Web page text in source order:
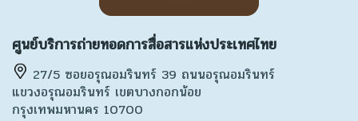
ศูนย์บริการถ่ายทอดการสื่อสารแห่งประเทศไทย
27/5 ซอยอรุณอมรินทร์ 39 ถนนอรุณอมรินทร์
แขวงอรุณอมรินทร์ เขตบางกอกน้อย
กรุงเทพมหานคร 10700